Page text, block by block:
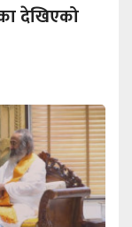
देखिएको